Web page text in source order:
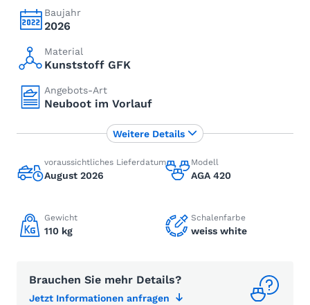
Baujahr
2026
Material
Kunststoff GFK
Angebots-Art
Neuboot im Vorlauf
voraussichtliches Lieferdatum
August 2026
Modell
AGA 420
Gewicht
110 kg
Schalenfarbe
weiss white
Brauchen Sie mehr Details?
Jetzt Informationen anfragen
Weitere Details